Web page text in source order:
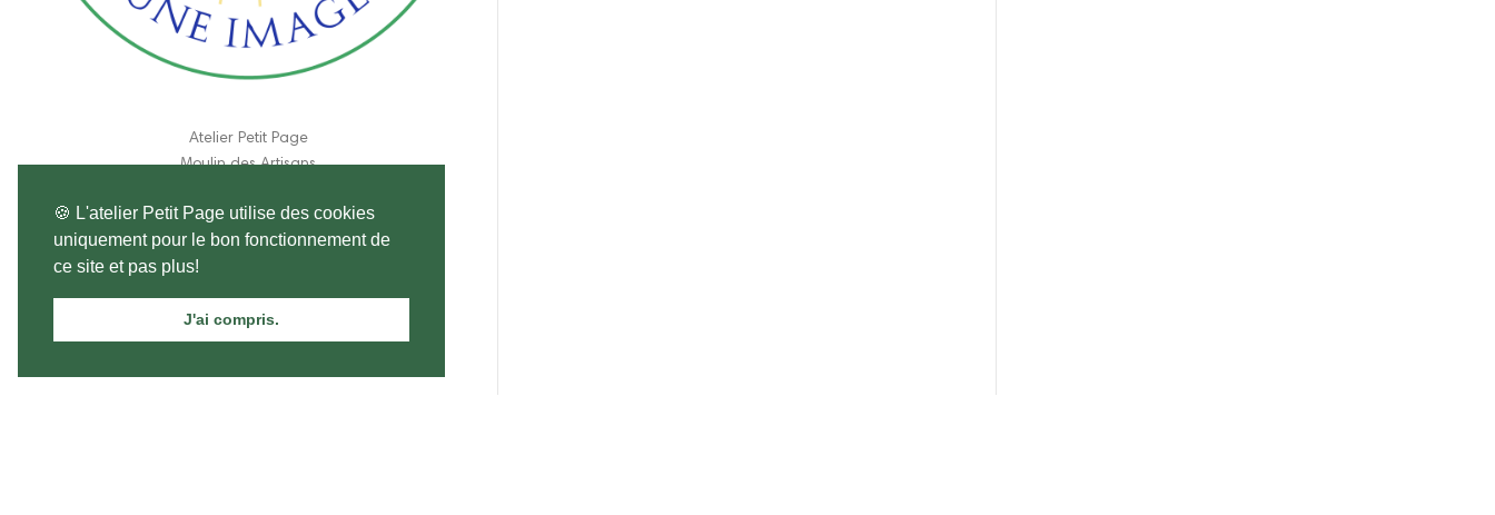
🍪 L'atelier Petit Page utilise des cookies
uniquement pour le bon fonctionnement de
ce site et pas plus!
J'ai compris.
Atelier Petit Page
Moulin des Artisans
37460 Genillé
France
atelier.petitpage@gmail.com